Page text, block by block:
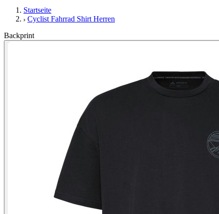
Startseite
Cyclist Fahrrad Shirt Herren
Backprint